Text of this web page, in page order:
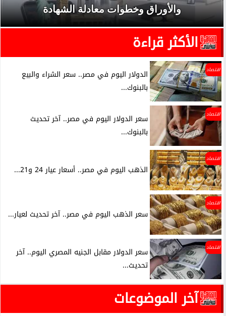
والأوراق وخطوات معادلة الشهادة
الأكثر قراءة
اقتصاد
الدولار اليوم في مصر.. سعر الشراء والبيع
بالبنوك...
اقتصاد
سعر الدولار اليوم في مصر.. آخر تحديث
بالبنوك...
اقتصاد
الذهب اليوم في مصر.. أسعار عيار 24 و21...
اقتصاد
سعر الذهب اليوم في مصر.. آخر تحديث لعيار...
اقتصاد
سعر الدولار مقابل الجنيه المصري اليوم.. آخر
تحديث...
آخر الموضوعات